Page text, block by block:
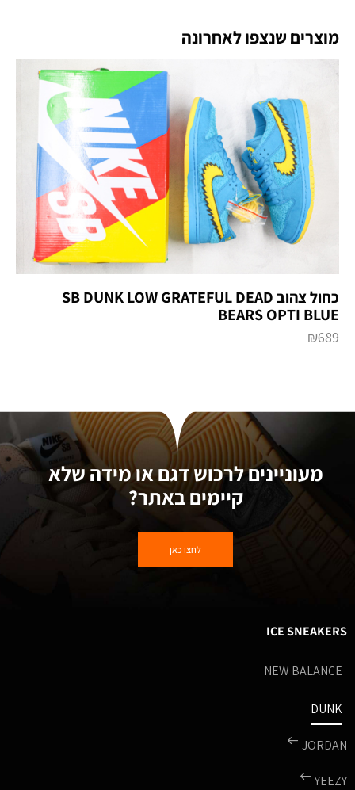
מוצרים שנצפו לאחרונה
כחול צהוב SB DUNK LOW GRATEFUL DEAD
BEARS OPTI BLUE
₪689
מעוניינים לרכוש דגם או מידה שלא
קיימים באתר?
לחצו כאן
ICE SNEAKERS
NEW BALANCE
DUNK
JORDAN
YEEZY